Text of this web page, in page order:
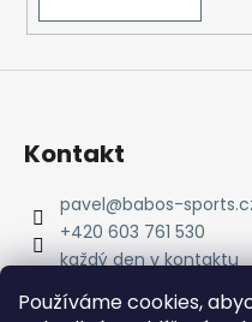
Používáme cookies,
Kontakt
pavel@babos-
+420 603 761 530
každý den v kontaktu
pavel.babos.90/